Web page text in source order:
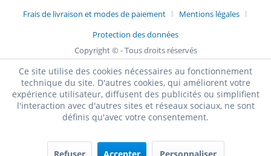
Frais de livraison et modes de paiement
Mentions légales
Protection des données
Copyright © - Tous droits réservés
Ce site utilise des cookies nécessaires au fonctionnement
technique du site. D'autres cookies, qui améliorent votre
expérience utilisateur, diffusent des publicités ou simplifient
l'interaction avec d'autres sites et réseaux sociaux, ne sont
définis qu'avec votre consentement.